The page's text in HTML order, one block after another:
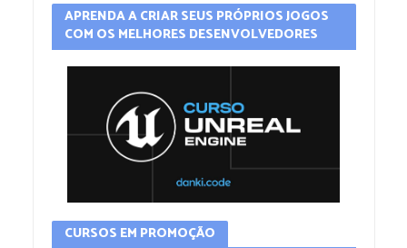
APRENDA A CRIAR SEUS PRÓPRIOS JOGOS
COM OS MELHORES DESENVOLVEDORES
CURSOS EM PROMOÇÃO